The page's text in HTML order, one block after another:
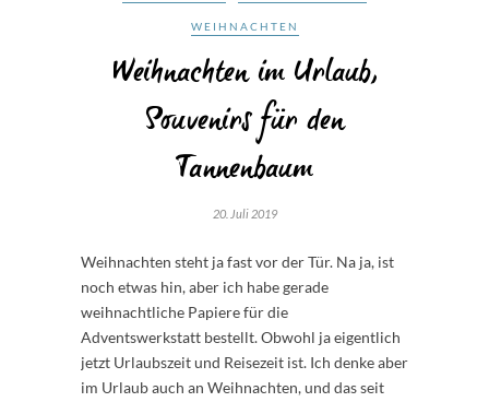
WEIHNACHTEN
Weihnachten im Urlaub,
Souvenirs für den
Tannenbaum
20. Juli 2019
Weihnachten steht ja fast vor der Tür. Na ja, ist
noch etwas hin, aber ich habe gerade
weihnachtliche Papiere für die
Adventswerkstatt bestellt. Obwohl ja eigentlich
jetzt Urlaubszeit und Reisezeit ist. Ich denke aber
im Urlaub auch an Weihnachten, und das seit